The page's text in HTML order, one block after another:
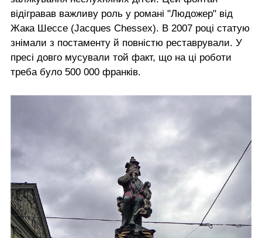
відігравав важливу роль у романі "Людожер" від
Жака Шессе (Jacques Chessex). В 2007 році статую
знімали з постаменту й повністю реставрували. У
пресі довго мусували той факт, що на ці роботи
треба було 500 000 франків.